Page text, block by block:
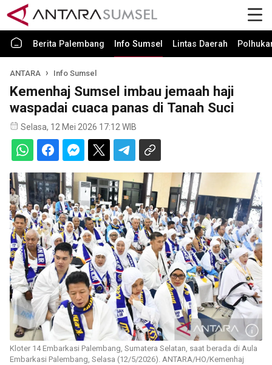
Berita Palembang Info Sumsel Lintas Daerah
ANTARA Info Sumsel
Kemenhaj Sumsel imbau jemaah haji
waspadai cuaca panas di Tanah Suci
Selasa, 12 Mei 2026 17:12 WIB
Kloter 14 Embarkasi Palembang, Sumatera Selatan, saat berada di Aula
Embarkasi Palembang, Selasa (12/5/2026). ANTARA/HO/Kemenhaj